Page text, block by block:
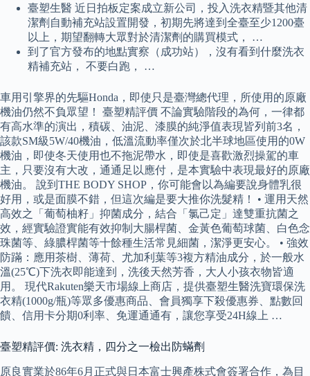
臺塑生醫 近日拍板定案成立新公司，投入洗衣精暨其他清
潔劑自動補充站設置開發，初期先將達到全臺至少1200臺
以上，期望翻轉大眾對於清潔劑的購買模式， …
到了官方發布的地點實察（成功站），沒有看到什麼洗衣
精補充站， 不要白跑， …
車用引擎界的先驅Honda，即使只是臺灣總代理，所使用的原廠
機油仍然不負眾望！ 臺塑精評價 不論實驗階段的為何，一律都
有高水準的演出，積碳、油泥、漆膜的純淨值表現皆列前3名，
該款SM級5W/40機油，低溫流動率僅次於北半球地區使用的0W
機油，即使冬天使用也不拖泥帶水，即使是喜歡激烈操駕的車
主，只要沒有大改，通通足以應付，是本實驗中表現最好的原廠
機油。 說到THE BODY SHOP，你可能會以為編要說身體乳很
好用，或是面膜不錯，但這次編是要大推你洗髮精！ • 運用天然
高效之「葡萄柚籽」抑菌成分，結合「氯己定」達雙重抗菌之
效，經實驗證實能有效抑制大腸桿菌、金黃色葡萄球菌、白色念
珠菌等、綠膿桿菌等十餘種生活常見細菌，潔淨更安心。 • 強效
防蹣：應用茶樹、薄荷、尤加利葉等3複方精油成分，於一般水
溫(25℃)下洗衣即能達到，洗後天然芳香，大人小孩衣物皆適
用。 現代Rakuten樂天市場線上商店，提供臺塑生醫洗寶環保洗
衣精(1000g/瓶)等眾多優惠商品、會員獨享下殺優惠券、點數回
饋、信用卡分期0利率、免運通通有，讓您享受24H線上 …
臺塑精評價: 洗衣精，四分之一檢出防蟎劑
原良實業於86年6月正式與日本富士興產株式會簽署合作，為目